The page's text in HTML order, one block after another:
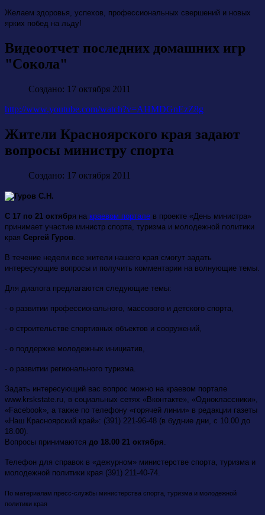
Желаем здоровья, успехов, профессиональных свершений и новых
ярких побед на льду!
Видеоотчет последних домашних игр
"Сокола"
Создано: 17 октября 2011
http://www.youtube.com/watch?v=AHMDGnEzZ8g
Жители Красноярского края задают
вопросы министру спорта
Создано: 17 октября 2011
С 17 по 21 октября на краевом портале в проекте «День министра»
принимает участие министр спорта, туризма и молодежной политики
края Сергей Гуров.
В течение недели все жители нашего края смогут задать
интересующие вопросы и получить комментарии на волнующие темы.
Для диалога предлагаются следующие темы:
- о развитии профессионального, массового и детского спорта,
- о строительстве спортивных объектов и сооружений,
- о поддержке молодежных инициатив,
- о развитии регионального туризма.
Задать интересующий вас вопрос можно на краевом портале
www.krskstate.ru, в социальных сетях «Вконтакте», «Одноклассники»,
«Facebook», а также по телефону «горячей линии» в редакции газеты
«Наш Красноярский край»: (391) 221-96-48 (в будние дни, с 10.00 до
18.00).
Вопросы принимаются до 18.00 21 октября.
Телефон для справок в «дежурном» министерстве спорта, туризма и
молодежной политики края (391) 211-40-74.
По материалам пресс-службы министерства спорта, туризма и молодежной
политики края